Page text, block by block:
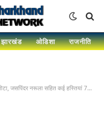
झारखंड ओडिशा राजनीति
मूनव्हाइट फिल्म्स इंटरनेशनल फिल्म फेस्टिवल के अवार्ड फंक्शन में हुईं शामिल